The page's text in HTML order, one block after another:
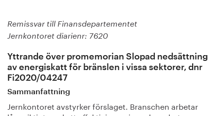
Remissvar till Finansdepartementet
Jernkontoret diarienr: 7620
Yttrande över promemorian Slopad nedsättning
av energiskatt för bränslen i vissa sektorer, dnr
Fi2020/04247
Sammanfattning
Jernkontoret avstyrker förslaget. Branschen arbetar